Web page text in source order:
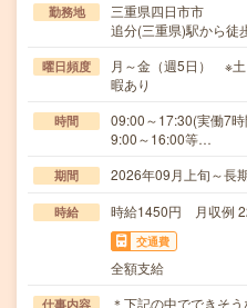
勤務地
三重県四日市市
追分(三重県)駅から徒
曜日頻度
月～金（週5日） ※
暇あり
時間
09:00～17:30(実働7
9:00～16:00等…
期間 2026年09月上旬～長
時給 時給1450円 月収例
交通費
全額支給
仕事内容
＊下記の中でできそ